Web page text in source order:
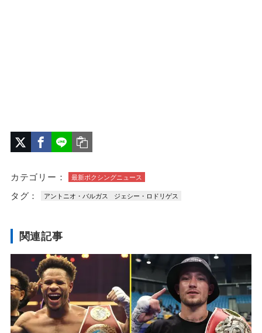
カテゴリー： 最新ボクシングニュース
タグ： アントニオ・バルガス ジェシー・ロドリゲス
関連記事